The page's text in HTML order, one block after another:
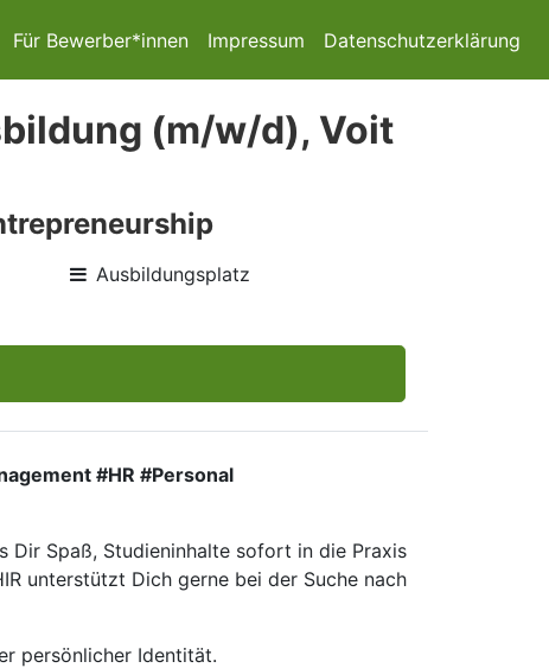
Für Bewerber*innen Impressum Datenschutzerklärung
(m/w/d), Voit
Ausbildungsplatz
#HR #Personal
Dir Spaß, Studieninhalte sofort in die Praxis
unterstützt Dich gerne bei der Suche nach
persönlicher Identität.